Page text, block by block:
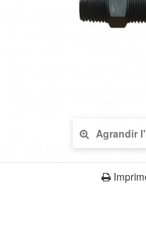
Agrandir